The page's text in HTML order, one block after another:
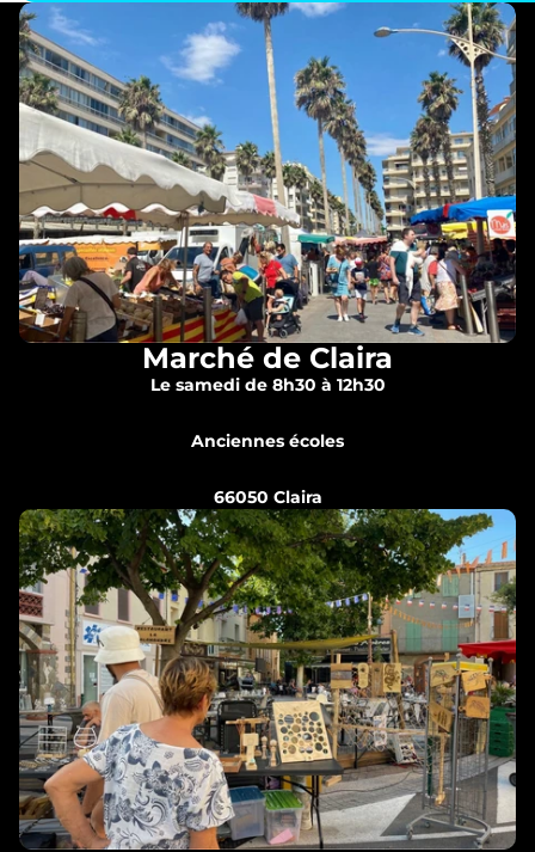
Marché de Claira
Le samedi de 8h30 à 12h30
Anciennes écoles
66050 Claira